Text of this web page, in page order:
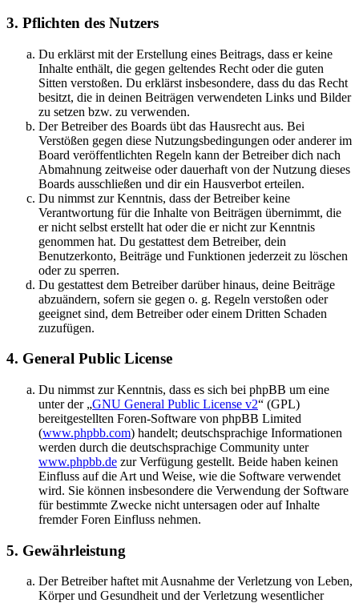
3. Pflichten des Nutzers
Du erklärst mit der Erstellung eines Beitrags, dass er keine
Inhalte enthält, die gegen geltendes Recht oder die guten
Sitten verstoßen. Du erklärst insbesondere, dass du das Recht
besitzt, die in deinen Beiträgen verwendeten Links und Bilder
zu setzen bzw. zu verwenden.
Der Betreiber des Boards übt das Hausrecht aus. Bei
Verstößen gegen diese Nutzungsbedingungen oder anderer im
Board veröffentlichten Regeln kann der Betreiber dich nach
Abmahnung zeitweise oder dauerhaft von der Nutzung dieses
Boards ausschließen und dir ein Hausverbot erteilen.
Du nimmst zur Kenntnis, dass der Betreiber keine
Verantwortung für die Inhalte von Beiträgen übernimmt, die
er nicht selbst erstellt hat oder die er nicht zur Kenntnis
genommen hat. Du gestattest dem Betreiber, dein
Benutzerkonto, Beiträge und Funktionen jederzeit zu löschen
oder zu sperren.
Du gestattest dem Betreiber darüber hinaus, deine Beiträge
abzuändern, sofern sie gegen o. g. Regeln verstoßen oder
geeignet sind, dem Betreiber oder einem Dritten Schaden
zuzufügen.
4. General Public License
Du nimmst zur Kenntnis, dass es sich bei phpBB um eine
unter der „GNU General Public License v2“ (GPL)
bereitgestellten Foren-Software von phpBB Limited
(www.phpbb.com) handelt; deutschsprachige Informationen
werden durch die deutschsprachige Community unter
www.phpbb.de zur Verfügung gestellt. Beide haben keinen
Einfluss auf die Art und Weise, wie die Software verwendet
wird. Sie können insbesondere die Verwendung der Software
für bestimmte Zwecke nicht untersagen oder auf Inhalte
fremder Foren Einfluss nehmen.
5. Gewährleistung
Der Betreiber haftet mit Ausnahme der Verletzung von Leben,
Körper und Gesundheit und der Verletzung wesentlicher